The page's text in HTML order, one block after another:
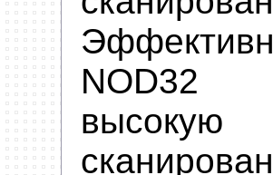
NOD32